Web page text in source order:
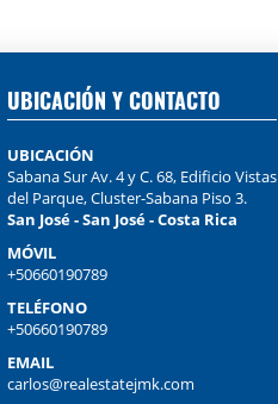
UBICACIÓN Y CONTACTO
UBICACIÓN
Sabana Sur Av. 4 y C. 68, Edificio Vistas
del Parque, Cluster-Sabana Piso 3.
San José - San José - Costa Rica
MÓVIL
+50660190789
TELÉFONO
+50660190789
EMAIL
carlos@realestatejmk.com